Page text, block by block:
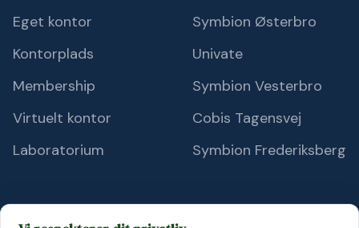
Eget kontor
Kontorplads
Membership
Virtuelt kontor
Laboratorium
Symbion Østerbro
Univate
Symbion Vesterbro
Cobis Tagensvej
Symbion Frederiksberg